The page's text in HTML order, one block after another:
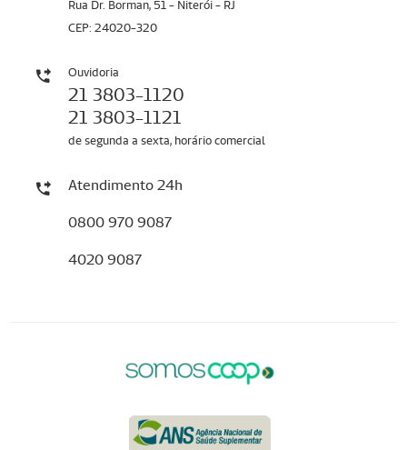
Rua Dr. Borman, 51 - Niterói - RJ
CEP: 24020-320
Ouvidoria
21 3803-1120
21 3803-1121
de segunda a sexta, horário comercial
Atendimento 24h
0800 970 9087
4020 9087